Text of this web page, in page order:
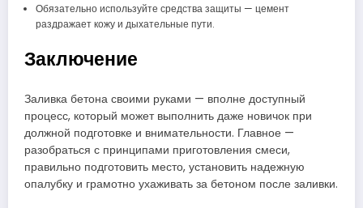
Обязательно используйте средства защиты — цемент
раздражает кожу и дыхательные пути.
Заключение
Заливка бетона своими руками — вполне доступный
процесс, который может выполнить даже новичок при
должной подготовке и внимательности. Главное —
разобраться с принципами приготовления смеси,
правильно подготовить место, установить надежную
опалубку и грамотно ухаживать за бетоном после заливки.